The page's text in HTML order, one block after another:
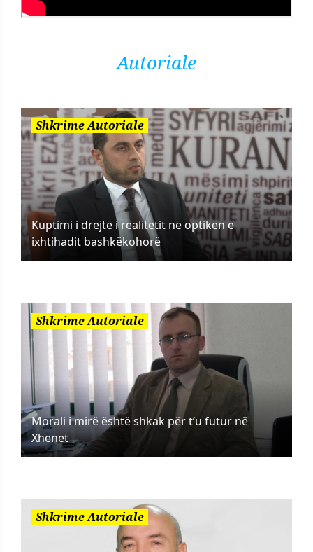
Autoriale
Shkrime Autoriale
Kuptimi i drejtë i realitetit në optikën e
ixhtihadit bashkëkohorë
Shkrime Autoriale
Morali i mirë është shkak për t’u futur në
Xhenet
Shkrime Autoriale